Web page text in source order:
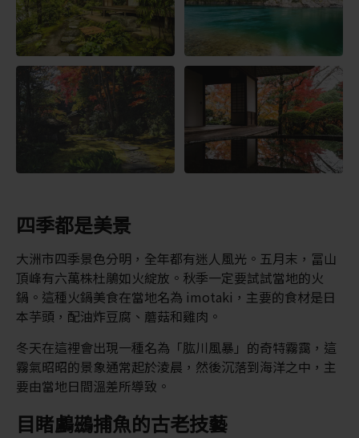
四季都是美景
大洲市四季景色分明，全年都有迷人風光。五月末，冨山
頂峰有六萬株杜鵑如火綻放。秋季一定要試試當地的火
鍋。這種火鍋美食在當地名為 imotaki，主要的食材是日
本芋頭，配油炸豆腐、蘑菇和雞肉。
冬天在這裡會出現一種名為「肱川風暴」的奇特霧靄，這
霧氣昭昭的景象通常起於淩晨，然後沉落到海洋之中，主
要由當地日間溫差所導致。
目睹鸕鷀捕魚的古老技藝